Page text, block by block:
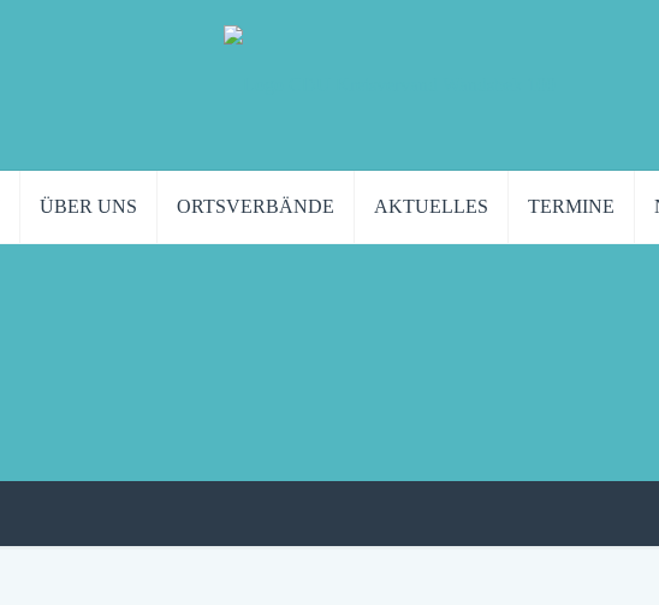
ÜBER UNS ORTSVERBÄNDE AKTUELLES TERMINE